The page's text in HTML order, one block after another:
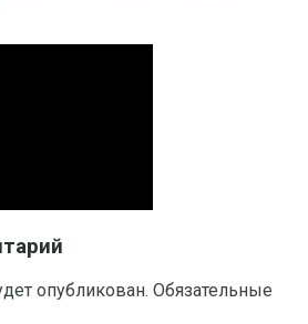
опубликован. Обязательные